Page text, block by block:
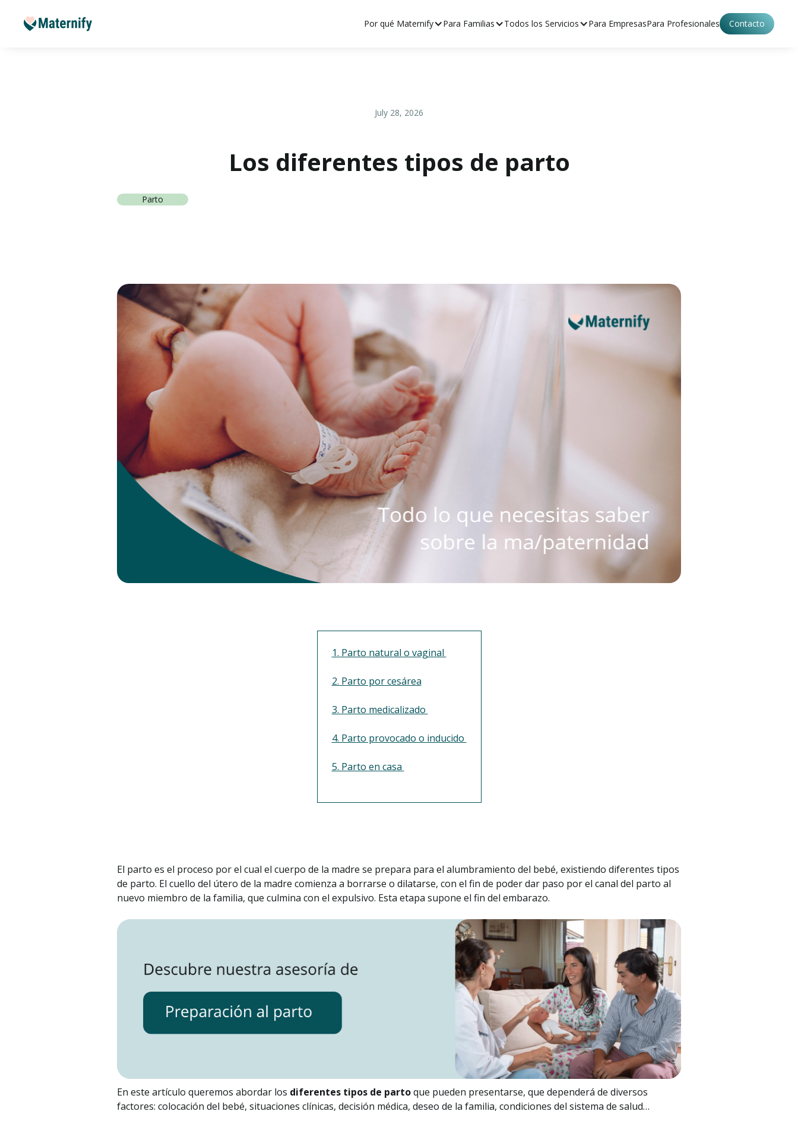
Por qué Maternify Para Familias Todos los Servicios Para EmpresasPara Profesionales Contacto
July 28, 2026
Los diferentes tipos de parto
Parto
1. Parto natural o vaginal
2. Parto por cesárea
3. Parto medicalizado
4. Parto provocado o inducido
5. Parto en casa
El parto es el proceso por el cual el cuerpo de la madre se prepara para el alumbramiento del bebé, existiendo diferentes tipos
de parto. El cuello del útero de la madre comienza a borrarse o dilatarse, con el fin de poder dar paso por el canal del parto al
nuevo miembro de la familia, que culmina con el expulsivo. Esta etapa supone el fin del embarazo.
En este artículo queremos abordar los diferentes tipos de partoque pueden presentarse, que dependerá de diversos
factores: colocación del bebé, situaciones clínicas, decisión médica, deseo de la familia, condiciones del sistema de salud…